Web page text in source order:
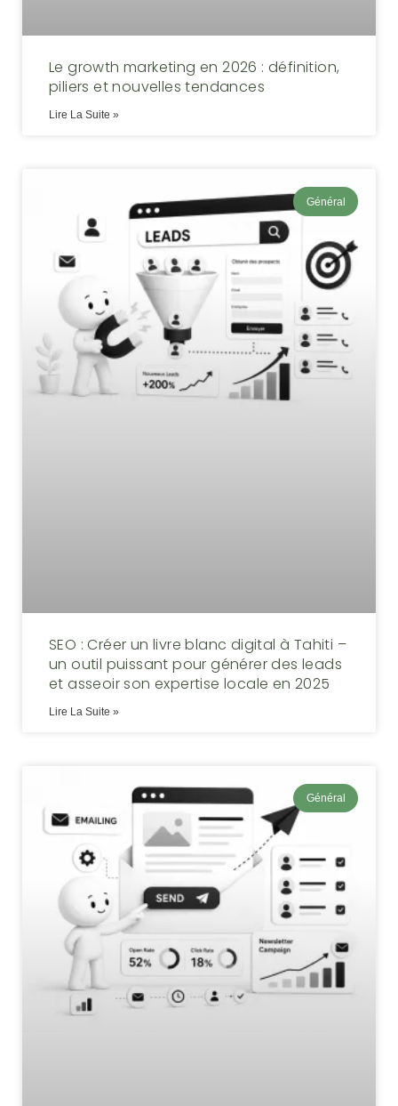
Le growth marketing en 2026 : définition,
piliers et nouvelles tendances
Lire La Suite »
Général
SEO : Créer un livre blanc digital à Tahiti –
un outil puissant pour générer des leads
et asseoir son expertise locale en 2025
Lire La Suite »
Général